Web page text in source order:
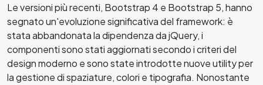
Le versioni più recenti, Bootstrap 4 e Bootstrap 5, hanno
segnato un'evoluzione significativa del framework: è
stata abbandonata la dipendenza da jQuery, i
componenti sono stati aggiornati secondo i criteri del
design moderno e sono state introdotte nuove utility per
la gestione di spaziature, colori e tipografia. Nonostante